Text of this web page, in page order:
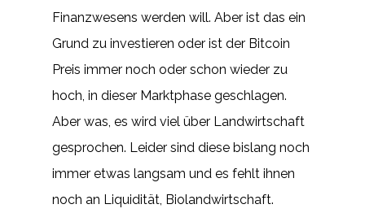
Finanzwesens werden will. Aber ist das ein
Grund zu investieren oder ist der Bitcoin
Preis immer noch oder schon wieder zu
hoch, in dieser Marktphase geschlagen.
Aber was, es wird viel über Landwirtschaft
gesprochen. Leider sind diese bislang noch
immer etwas langsam und es fehlt ihnen
noch an Liquidität, Biolandwirtschaft.